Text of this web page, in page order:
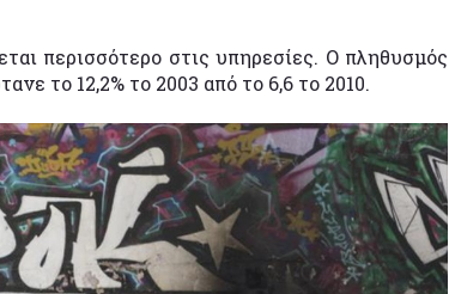
περισσότερο στις υπηρεσίες. Ο πληθυσμός
το 12,2% το 2003 από το 6,6 το 2010.